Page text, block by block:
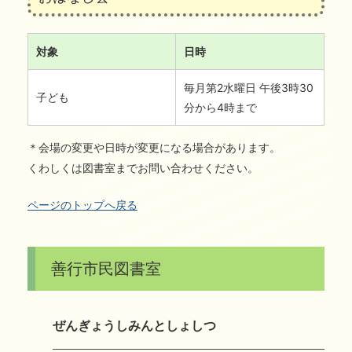
対象 日時
子ども
毎月第2水曜日 午後3時30
分から4時まで
＊会場の変更や日時が変更になる場合があります。
くわしくは図書室までお問い合わせください。
ページのトップへ戻る
善行市民図書室
ぜんぎょうしみんとしょしつ